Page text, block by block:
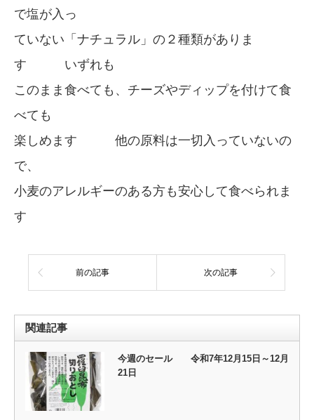
で塩が入っ
ていない「ナチュラル」の２種類がありま
す いずれも
このまま食べても、チーズやディップを付けて食
べても
楽しめます 他の原料は一切入っていないの
で、
小麦のアレルギーのある方も安心して食べられま
す
前の記事 次の記事
関連記事
今週のセール 令和7年12月15日～12月
21日